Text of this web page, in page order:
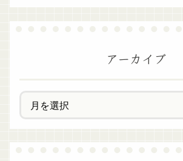
アーカイブ